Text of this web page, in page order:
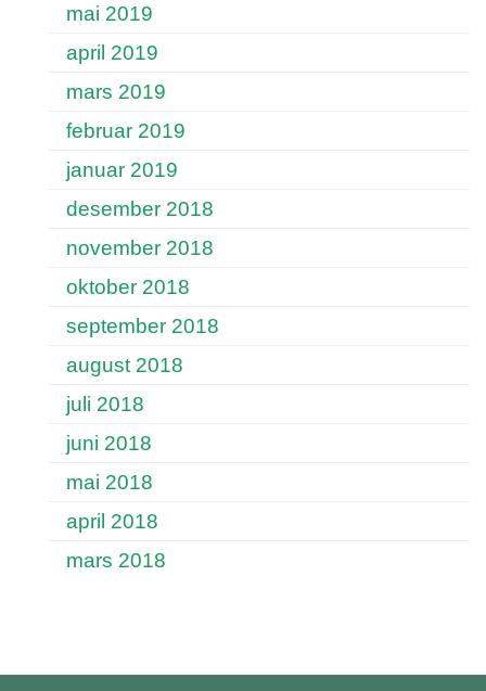
mai 2019
april 2019
mars 2019
februar 2019
januar 2019
desember 2018
november 2018
oktober 2018
september 2018
august 2018
juli 2018
juni 2018
mai 2018
april 2018
mars 2018